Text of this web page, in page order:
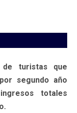
de turistas que
segundo año
totales